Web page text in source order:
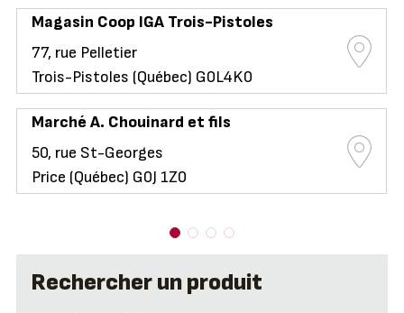
Rechercher un produit
Magasin Coop IGA Trois-Pistoles
77, rue Pelletier
Trois-Pistoles (Québec) G0L4K0
Marché A. Chouinard et fils
50, rue St-Georges
Price (Québec) G0J 1Z0